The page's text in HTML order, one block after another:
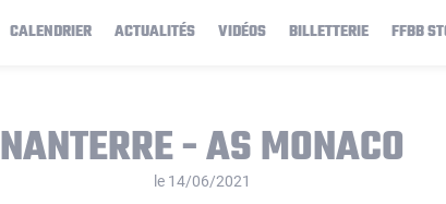
CALENDRIER ACTUALITÉS VIDÉOS BILLETTERIE FFBB
NANTERRE - AS MONACO
le 14/06/2021